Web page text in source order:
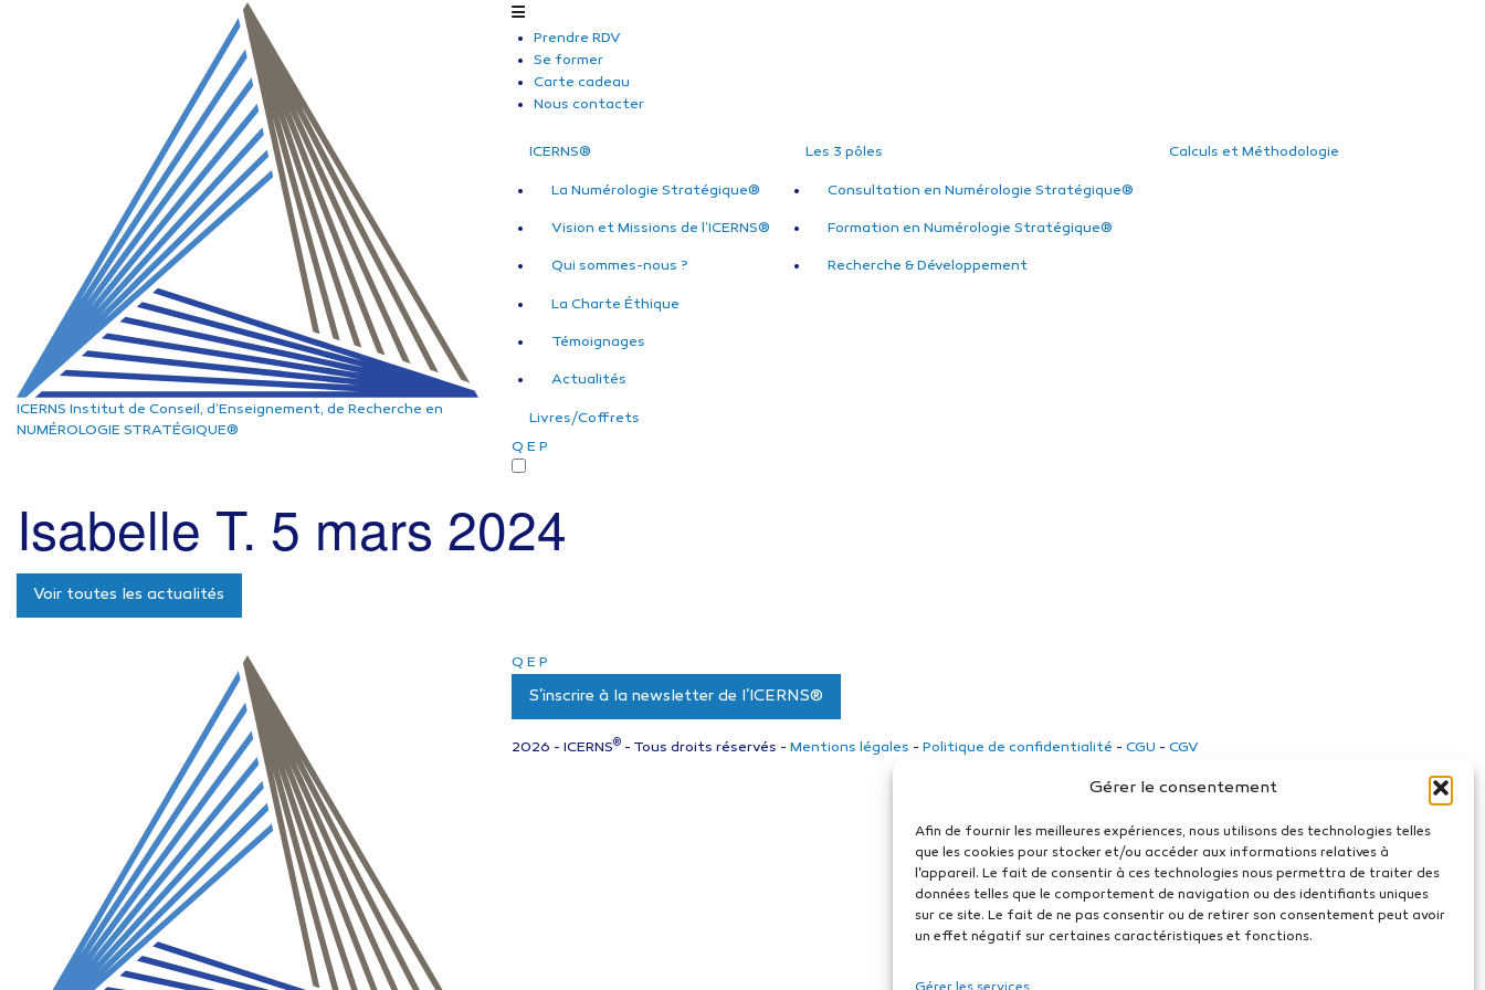
Gérer le consentement
Afin de fournir les meilleures expériences, nous utilisons des technologies telles
que les cookies pour stocker et/ou accéder aux informations relatives à
l'appareil. Le fait de consentir à ces technologies nous permettra de traiter des
données telles que le comportement de navigation ou des identifiants uniques
sur ce site. Le fait de ne pas consentir ou de retirer son consentement peut avoir
un effet négatif sur certaines caractéristiques et fonctions.
ICERNS Institut de Conseil, d’Enseignement, de Recherche en
NUMÉROLOGIE STRATÉGIQUE®
Prendre RDV
Se former
Carte cadeau
Nous contacter
ICERNS®
La Numérologie Stratégique®
Vision et Missions de l’ICERNS®
Qui sommes-nous ?
La Charte Éthique
Témoignages
Actualités
Les 3 pôles
Consultation en Numérologie Stratégique®
Formation en Numérologie Stratégique®
Recherche & Développement
Calculs et Méthodologie
Livres/Coffrets
Q E P
Isabelle T. 5 mars 2024
Voir toutes les actualités
Q E P
S'inscrire à la newsletter de l'ICERNS®
2026 - ICERNS® - Tous droits réservés - Mentions légales - Politique de confidentialité - CGU - CGV